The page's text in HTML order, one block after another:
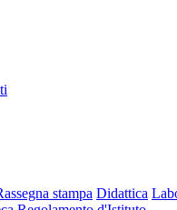
stampa Didattica